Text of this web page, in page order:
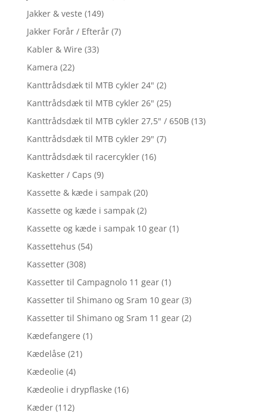
Jakker & veste (149)
Jakker Forår / Efterår (7)
Kabler & Wire (33)
Kamera (22)
Kanttrådsdæk til MTB cykler 24" (2)
Kanttrådsdæk til MTB cykler 26" (25)
Kanttrådsdæk til MTB cykler 27,5" / 650B (13)
Kanttrådsdæk til MTB cykler 29" (7)
Kanttrådsdæk til racercykler (16)
Kasketter / Caps (9)
Kassette & kæde i sampak (20)
Kassette og kæde i sampak (2)
Kassette og kæde i sampak 10 gear (1)
Kassettehus (54)
Kassetter (308)
Kassetter til Campagnolo 11 gear (1)
Kassetter til Shimano og Sram 10 gear (3)
Kassetter til Shimano og Sram 11 gear (2)
Kædefangere (1)
Kædelåse (21)
Kædeolie (4)
Kædeolie i drypflaske (16)
Kæder (112)